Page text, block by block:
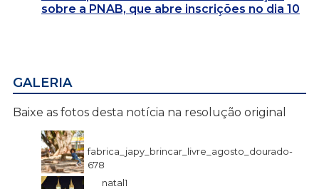
sobre a PNAB, que abre inscrições no dia 10
GALERIA
Baixe as fotos desta notícia na resolução original
fabrica_japy_brincar_livre_agosto_dourado-
678
natal1